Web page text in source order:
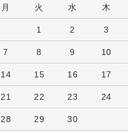
月 火 水 木
1 2 3
7 8 9 10
14 15 16 17
21 22 23 24
28 29 30